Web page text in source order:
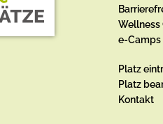
Wellness
e-Camps
Platz
Platz
Kontakt